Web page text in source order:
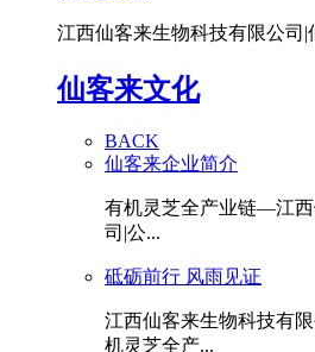
江西仙客来生物科技有限公司|
仙客来文化
BACK
仙客来企业简介
有机灵芝全产业链—江
司|公...
砥砺前行 风雨见证
江西仙客来生物科技有
机灵芝全产...